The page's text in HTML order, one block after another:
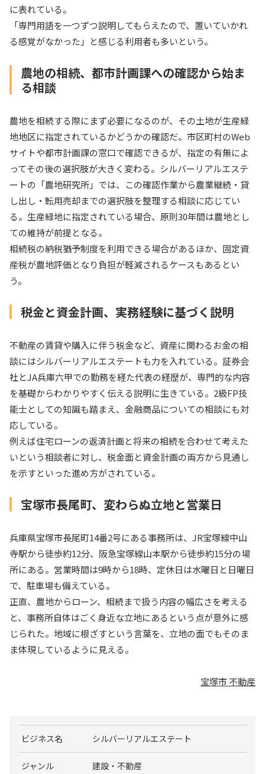
に表れている。
「専門用語を一つずつ説明してもらえたので、置いていかれ
る感覚がなかった」と感じる利用者も多いという。
農地の相続、都市計画課への確認から始ま
る相談
農地を相続する際にまず必要になるのが、その土地が生産緑
地地区に指定されているかどうかの確認だ。市区町村のWeb
サイトや都市計画課の窓口で確認できるが、指定の有無によ
ってその後の選択肢が大きく変わる。シルバーリアルエステ
ートの「農地研究所」では、この確認作業から農業継続・貸
し出し・転用売却までの選択肢を整理する相談に応じてい
る。生産緑地に指定されている場合、原則30年間は農地とし
ての維持が前提となる。
相続税の納税猶予制度を利用できる場合があるほか、固定資
産税が農地評価となり負担が軽減されるケースもあるとい
う。
税金と資金計画、実務経験に基づく説明
不動産の賃貸や購入に伴う税金など、資産に関わるお金の相
談にはシルバーリアルエステートも力を入れている。証券会
社とJA兵庫六甲での勤務を経た代表の経歴が、専門的な内容
を基礎からわかりやすく伝える説明に生きている。2級FP技
能士としての知識も踏まえ、金融商品についての相談にも対
応している。
例えば住宅ローンの返済計画と将来の相続を合わせて考えた
いという相談者に対し、税金面と資金計画の両方から見通し
を示すといった進め方がされている。
宝塚市長尾町、変わらぬ立地と営業日
兵庫県宝塚市長尾町14番2号にある事務所は、JR宝塚線中山
寺駅から徒歩約12分、阪急宝塚線山本駅から徒歩約15分の場
所にある。営業時間は9時から18時、定休日は水曜日と日曜日
で、駐車場も備えている。
正直、農地からローン、相続まで扱う内容の幅広さを考える
と、事務所自体はごく身近な立地にあるという点が意外に感
じられた。地域に根ざすという言葉を、立地の面でもそのま
ま体現しているように見える。
宝塚市 不動産
ビジネス名 シルバーリアルエステート
ジャンル 建設・不動産